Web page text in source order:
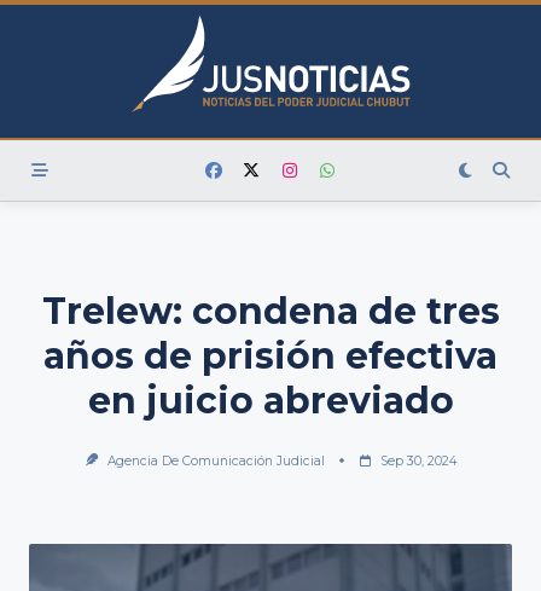
Skip
Trelew: condena de tres
años de prisión efectiva
en juicio abreviado
Agencia De Comunicación Judicial Sep 30, 2024